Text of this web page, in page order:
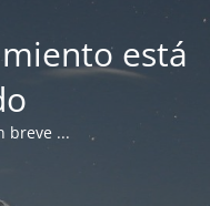
está
breve ...